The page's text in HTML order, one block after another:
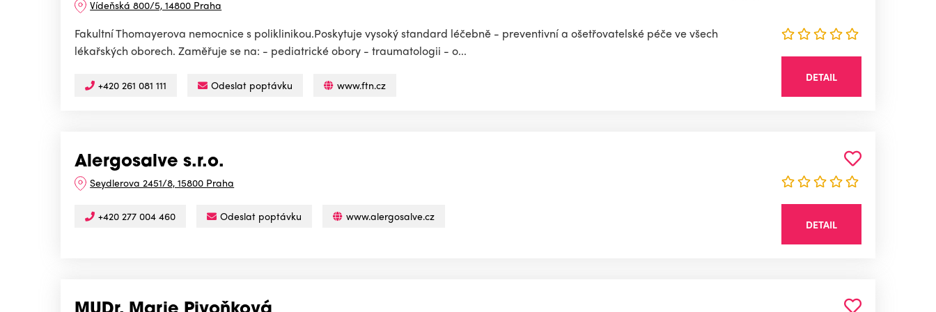
Vídeňská 800/5, 14800 Praha
Fakultní Thomayerova nemocnice s poliklinikou.Poskytuje vysoký standard léčebně - preventivní a ošetřovatelské péče ve všech
lékařských oborech. Zaměřuje se na: - pediatrické obory - traumatologii - o...
+420 261 081 111 Odeslat poptávku www.ftn.cz
DETAIL
Alergosalve s.r.o.
Seydlerova 2451/8, 15800 Praha
+420 277 004 460 Odeslat poptávku www.alergosalve.cz
DETAIL